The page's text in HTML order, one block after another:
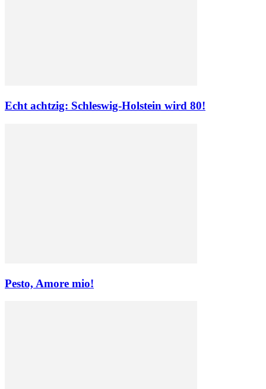
Echt achtzig: Schleswig-Holstein wird 80!
Pesto, Amore mio!